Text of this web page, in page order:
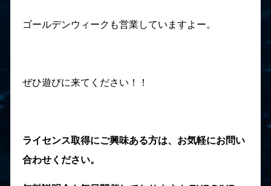
ゴールデンウィークも営業していますよー。
ぜひ遊びに来てください！！
ライセンス取得にご興味ある方は、お気軽にお問い
合わせください。